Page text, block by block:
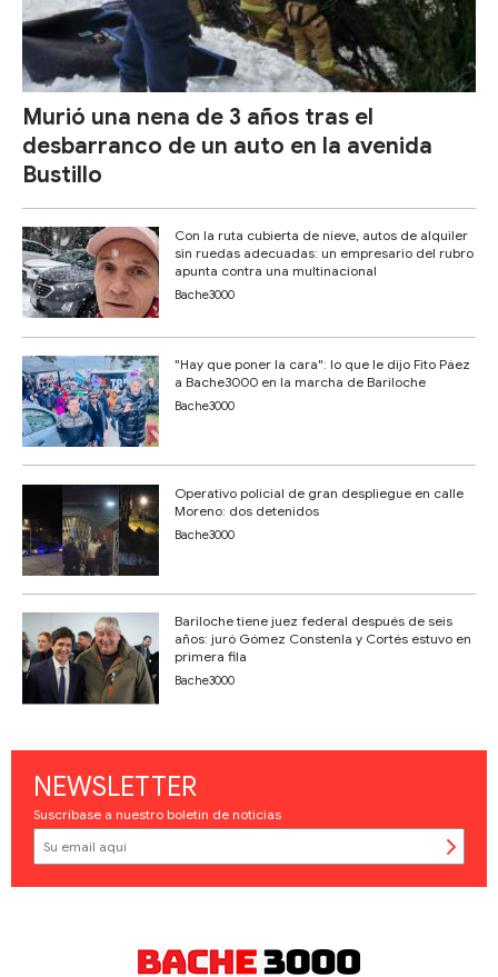
Murió una nena de 3 años tras el
desbarranco de un auto en la avenida
Bustillo
Con la ruta cubierta de nieve, autos de alquiler
sin ruedas adecuadas: un empresario del rubro
apunta contra una multinacional
Bache3000
"Hay que poner la cara": lo que le dijo Fito Páez
a Bache3000 en la marcha de Bariloche
Bache3000
Operativo policial de gran despliegue en calle
Moreno: dos detenidos
Bache3000
Bariloche tiene juez federal después de seis
años: juró Gómez Constenla y Cortés estuvo en
primera fila
Bache3000
NEWSLETTER
Suscríbase a nuestro boletín de noticias